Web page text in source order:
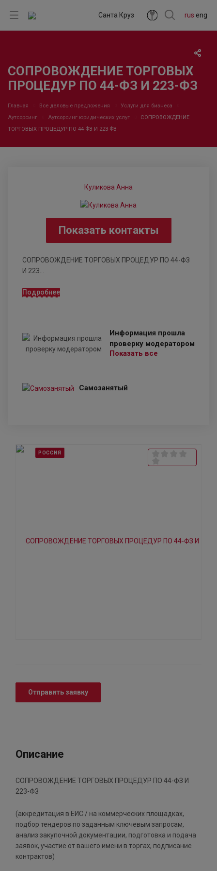
rus eng
Санта Круз
СОПРОВОЖДЕНИЕ ТОРГОВЫХ
ПРОЦЕДУР ПО 44-ФЗ И 223-ФЗ
Главная Все деловые предложения
Услуги для бизнеса
Аутсорсинг
Аутсорсинг юридических услуг
СОПРОВОЖДЕНИЕ
ТОРГОВЫХ ПРОЦЕДУР ПО 44-ФЗ И 223-ФЗ
Куликова Анна
Показать контакты
СОПРОВОЖДЕНИЕ ТОРГОВЫХ ПРОЦЕДУР ПО 44-ФЗ
И 223...
Подробнее
Информация прошла
проверку модератором
Показать все
Самозанятый
РОССИЯ
Отправить заявку
Описание
СОПРОВОЖДЕНИЕ ТОРГОВЫХ ПРОЦЕДУР ПО 44-ФЗ И
223-ФЗ
(аккредитация в ЕИС / на коммерческих площадках,
подбор тендеров по заданным ключевым запросам,
анализ закупочной документации, подготовка и подача
заявок, участие от вашего имени в торгах, подписание
контрактов)